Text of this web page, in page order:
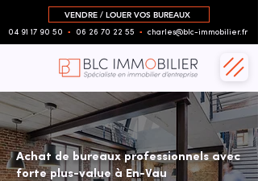
VENDRE / LOUER VOS BUREAUX
04 91 17 90 50 ▪︎ 06 26 70 22 55 ▪︎ charles@blc-immobilier.fr
Achat de bureaux professionnels avec
forte plus-value à En-Vau